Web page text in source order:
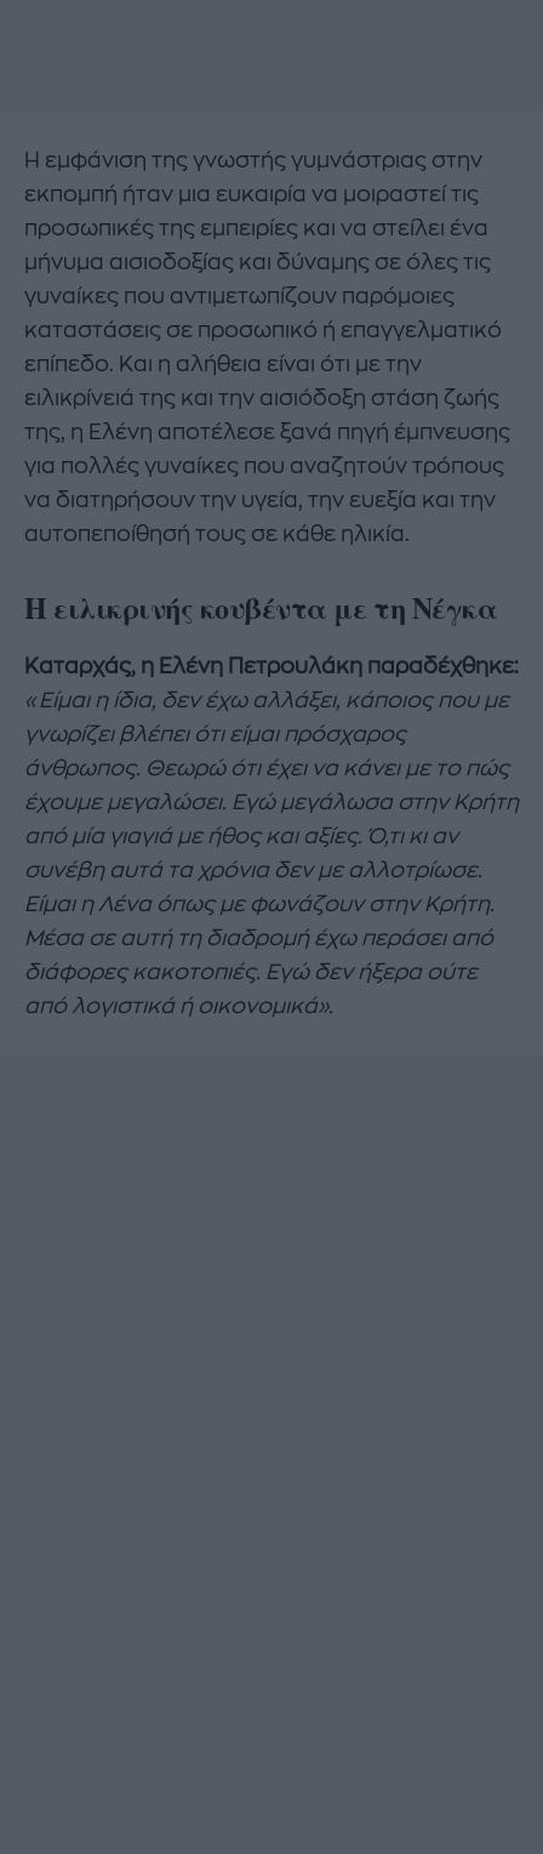
Η εμφάνιση της γνωστής γυμνάστριας στην
εκπομπή ήταν μια ευκαιρία να μοιραστεί τις
προσωπικές της εμπειρίες και να στείλει ένα
μήνυμα αισιοδοξίας και δύναμης σε όλες τις
γυναίκες που αντιμετωπίζουν παρόμοιες
καταστάσεις σε προσωπικό ή επαγγελματικό
επίπεδο. Και η αλήθεια είναι ότι με την
ειλικρίνειά της και την αισιόδοξη στάση ζωής
της, η Ελένη αποτέλεσε ξανά πηγή έμπνευσης
για πολλές γυναίκες που αναζητούν τρόπους
να διατηρήσουν την υγεία, την ευεξία και την
αυτοπεποίθησή τους σε κάθε ηλικία.
Η ειλικρινής κουβέντα με τη Νέγκα
Καταρχάς, η Ελένη Πετρουλάκη παραδέχθηκε:
«Είμαι η ίδια, δεν έχω αλλάξει, κάποιος που με
γνωρίζει βλέπει ότι είμαι πρόσχαρος
άνθρωπος. Θεωρώ ότι έχει να κάνει με το πώς
έχουμε μεγαλώσει. Εγώ μεγάλωσα στην Κρήτη
από μία γιαγιά με ήθος και αξίες. Ό,τι κι αν
συνέβη αυτά τα χρόνια δεν με αλλοτρίωσε.
Είμαι η Λένα όπως με φωνάζουν στην Κρήτη.
Μέσα σε αυτή τη διαδρομή έχω περάσει από
διάφορες κακοτοπιές. Εγώ δεν ήξερα ούτε
από λογιστικά ή οικονομικά».